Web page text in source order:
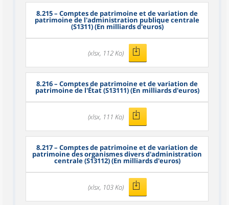
8.215– Comptes de patrimoine et de variation de
patrimoine de l'administration publique centrale
(S1311) (En milliards d'euros)
(xlsx, 112 Ko)
8.216– Comptes de patrimoine et de variation de
patrimoine de l'État (S13111) (En milliards d'euros)
(xlsx, 111 Ko)
8.217– Comptes de patrimoine et de variation de
patrimoine des organismes divers d'administration
centrale (S13112) (En milliards d'euros)
(xlsx, 103 Ko)